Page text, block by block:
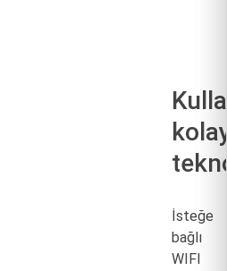
İsteğe
bağlı
WIFI